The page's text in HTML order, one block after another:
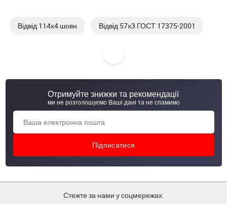
Відвід 114х4 шовн Відвід 57х3 ГОСТ 17375-2001
Отримуйте знижки та рекомендації
ми не розголошуємо Ваші дані та не спамимо
Стежте за нами у соцмережах: